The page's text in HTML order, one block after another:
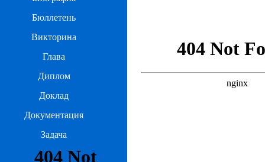
Бюллетень
Викторина
Глава
Диплом
Доклад
Документация
Задача